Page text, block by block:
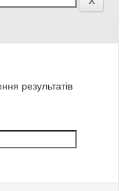
результатів